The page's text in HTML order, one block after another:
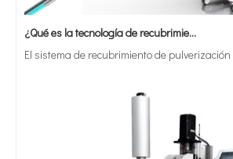
¿Qué es la tecnología de recubrimiento por pulverización ultrasónica de endoscopio semiconductor?
El sistema de recubrimiento de